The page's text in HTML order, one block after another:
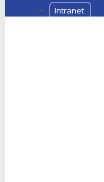
Intranet